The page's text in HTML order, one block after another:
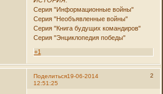
Серия "Информационные войны"
Серия "Необъявленные войны"
Серия "Книга будущих командиров"
Серия "Энциклопедия победы"
+1
Поделиться 2
19-06-2014
12:51:25